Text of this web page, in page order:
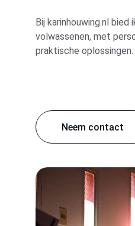
Bij karinhouwing.nl
volwassenen, met
praktische oplossingen.
Neem contact